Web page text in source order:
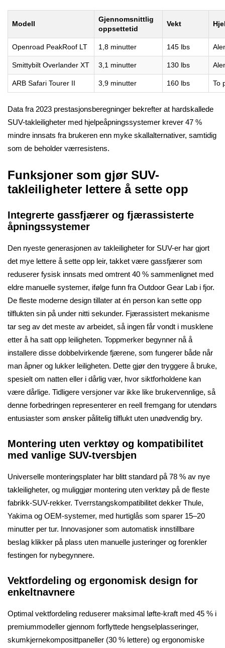
Modell
Gjennomsnittlig
oppsettetid
Vekt
Openroad PeakRoof LT 1,8 minutter 145 lbs
Smittybilt Overlander XT 3,1 minutter 130 lbs
ARB Safari Tourer II 3,9 minutter 160 lbs To
Data fra 2023 prestasjonsberegninger bekrefter at hardskallede
SUV-takleiligheter med hjelpeåpningssystemer krever 47 %
mindre innsats fra brukeren enn myke skallalternativer, samtidig
som de beholder værresistens.
Funksjoner som gjør SUV-
takleiligheter lettere å sette opp
Integrerte gassfjærer og fjærassisterte
åpningssystemer
Den nyeste generasjonen av takleiligheter for SUV-er har gjort
det mye lettere å sette opp leir, takket være gassfjærer som
reduserer fysisk innsats med omtrent 40 % sammenlignet med
eldre manuelle systemer, ifølge funn fra Outdoor Gear Lab i fjor.
De fleste moderne design tillater at én person kan sette opp
tilflukten sin på under nitti sekunder. Fjærassistert mekanisme
tar seg av det meste av arbeidet, så ingen får vondt i musklene
etter å ha satt opp leiligheten. Toppmerker begynner nå å
installere disse dobbelvirkende fjærene, som fungerer både når
man åpner og lukker leiligheten. Dette gjør den tryggere å bruke,
spesielt om natten eller i dårlig vær, hvor siktforholdene kan
være dårlige. Tidligere versjoner var ikke like brukervennlige, så
denne forbedringen representerer en reell fremgang for utendørs
entusiaster som ønsker pålitelig tilflukt uten unødvendig bry.
Montering uten verktøy og kompatibilitet
med vanlige SUV-tversbjen
Universelle monteringsplater har blitt standard på 78 % av nye
takleiligheter, og muliggjør montering uten verktøy på de fleste
fabrikk-SUV-rekker. Tverrstangskompatibilitet dekker Thule,
Yakima og OEM-systemer, med hurtiglås som sparer 15–20
minutter per tur. Innovasjoner som automatisk innstillbare
beslag klikker på plass uten manuelle justeringer og forenkler
festingen for nybegynnere.
Vektfordeling og ergonomisk design for
enkeltnavnere
Optimal vektfordeling reduserer maksimal løfte-kraft med 45 % i
premiummodeller gjennom forflyttede hengselplasseringer,
skumkjernekomposittpaneller (30 % lettere) og ergonomiske